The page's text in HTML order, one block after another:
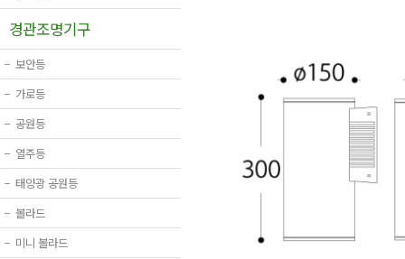
경관조명기구
− 보안등
− 가로등
− 공원등
− 열주등
− 태양광 공원등
− 볼라드
− 미니 볼라드